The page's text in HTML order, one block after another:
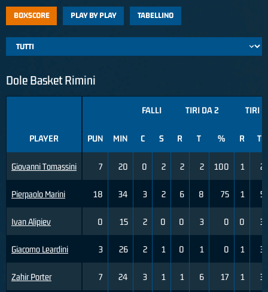
BOXSCORE PLAY BY PLAY TABELLINO
Dole Basket Rimini
PLAYER
Giovanni Tomassini
Pierpaolo Marini
Ivan Alipiev
Giacomo Leardini
Zahir Porter
FALLI TIRI DA 2 TIRI
PUN MIN C S R T % R T
7 20 0 2 2 2 100 1 2
18 34 3 2 6 8 75 1 5
0 15 2 0 0 3 0 0 3
3 26 2 1 0 1 0 1 3
7 24 3 1 1 6 17 1 3